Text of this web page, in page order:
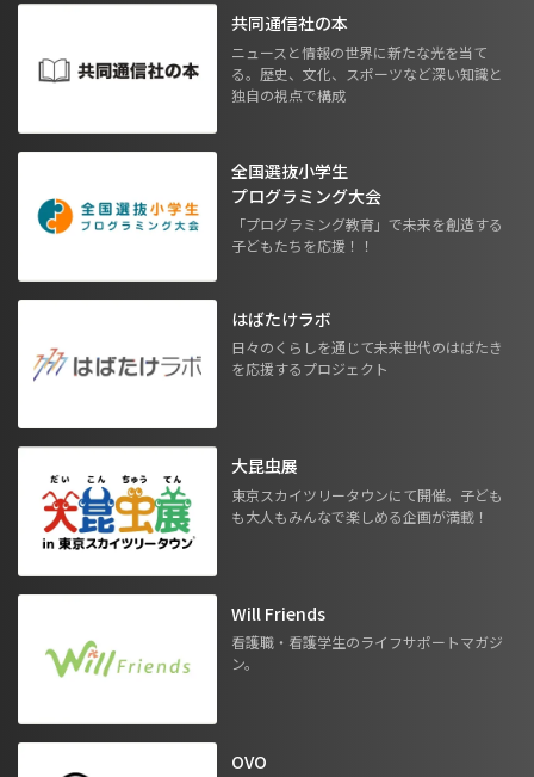
共同通信社の本
ニュースと情報の世界に新たな光を当て
る。歴史、文化、スポーツなど深い知識と
独自の視点で構成
全国選抜小学生
プログラミング大会
「プログラミング教育」で未来を創造する
子どもたちを応援！！
はばたけラボ
日々のくらしを通じて未来世代のはばたき
を応援するプロジェクト
大昆虫展
東京スカイツリータウンにて開催。子ども
も大人もみんなで楽しめる企画が満載！
Will Friends
看護職・看護学生のライフサポートマガジ
ン。
OVO